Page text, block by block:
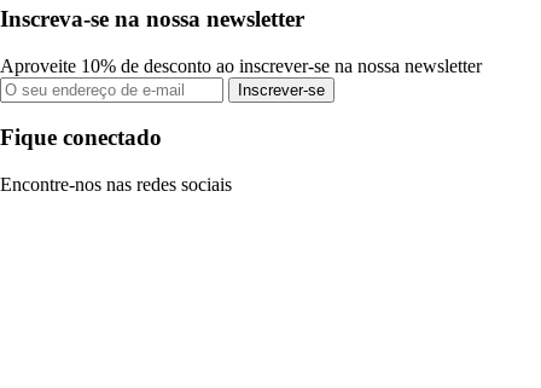
Inscreva-se na nossa newsletter
Aproveite 10% de desconto ao inscrever-se na nossa newsletter
Inscrever-se
Fique conectado
Encontre-nos nas redes sociais